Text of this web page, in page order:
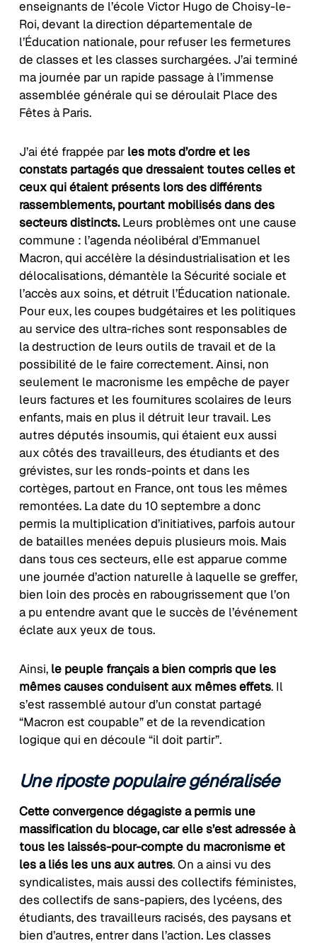
enseignants de l’école Victor Hugo de Choisy-le-
Roi, devant la direction départementale de
l’Éducation nationale, pour refuser les fermetures
de classes et les classes surchargées. J’ai terminé
ma journée par un rapide passage à l’immense
assemblée générale qui se déroulait Place des
Fêtes à Paris.
J’ai été frappée par les mots d’ordre et les
constats partagés que dressaient toutes celles et
ceux qui étaient présents lors des différents
rassemblements, pourtant mobilisés dans des
secteurs distincts.Leurs problèmes ont une cause
commune : l’agenda néolibéral d’Emmanuel
Macron, qui accélère la désindustrialisation et les
délocalisations, démantèle la Sécurité sociale et
l’accès aux soins, et détruit l’Éducation nationale.
Pour eux, les coupes budgétaires et les politiques
au service des ultra-riches sont responsables de
la destruction de leurs outils de travail et de la
possibilité de le faire correctement. Ainsi, non
seulement le macronisme les empêche de payer
leurs factures et les fournitures scolaires de leurs
enfants, mais en plus il détruit leur travail. Les
autres députés insoumis, qui étaient eux aussi
aux côtés des travailleurs, des étudiants et des
grévistes, sur les ronds-points et dans les
cortèges, partout en France, ont tous les mêmes
remontées. La date du 10 septembre a donc
permis la multiplication d’initiatives, parfois autour
de batailles menées depuis plusieurs mois. Mais
dans tous ces secteurs, elle est apparue comme
une journée d’action naturelle à laquelle se greffer,
bien loin des procès en rabougrissement que l’on
a pu entendre avant que le succès de l’événement
éclate aux yeux de tous.
Ainsi, le peuple français a bien compris que les
mêmes causes conduisent aux mêmes effets. Il
s’est rassemblé autour d’un constat partagé
“Macron est coupable” et de la revendication
logique qui en découle “il doit partir”.
Une riposte populaire généralisée
Cette convergence dégagiste a permis une
massification du blocage, car elle s’est adressée à
tous les laissés-pour-compte du macronisme et
les a liés les uns aux autres. On a ainsi vu des
syndicalistes, mais aussi des collectifs féministes,
des collectifs de sans-papiers, des lycéens, des
étudiants, des travailleurs racisés, des paysans et
bien d’autres, entrer dans l’action. Les classes